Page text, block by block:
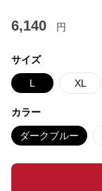
6,140 円
サイズ
L XL
カラー
ダークブルー